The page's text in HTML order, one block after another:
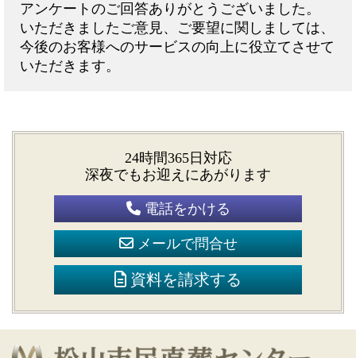
アンケートのご回答ありがとうございました。
いただきましたご意見、ご要望に関しましては、
今後のお客様へのサービスの向上に役立てさせて
いただきます。
24時間365日対応
深夜でもお迎えにあがります
電話をかける
メールで問合せ
資料を請求する